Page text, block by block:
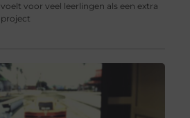
voelt voor veel leerlingen als een extra
project